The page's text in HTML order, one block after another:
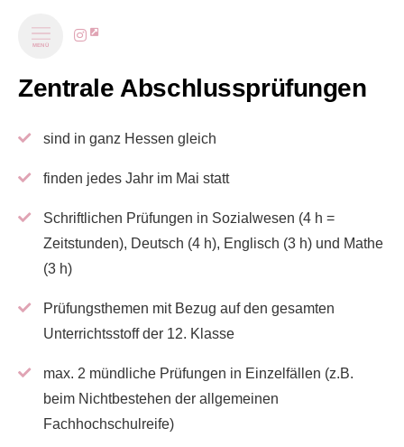
MENÜ
Zentrale Abschlussprüfungen
sind in ganz Hessen gleich
finden jedes Jahr im Mai statt
Schriftlichen Prüfungen in Sozialwesen (4 h =
Zeitstunden), Deutsch (4 h), Englisch (3 h) und Mathe
(3 h)
Prüfungsthemen mit Bezug auf den gesamten
Unterrichtsstoff der 12. Klasse
max. 2 mündliche Prüfungen in Einzelfällen (z.B.
beim Nichtbestehen der allgemeinen
Fachhochschulreife)